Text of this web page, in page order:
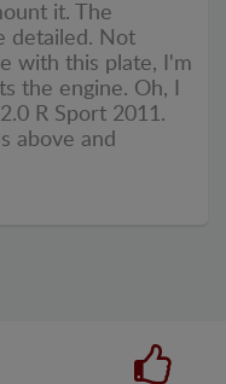
it. The
detailed. Not
with this plate, I'm
the engine. Oh, I
R Sport 2011.
above and